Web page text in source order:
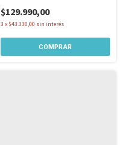
$129.990,00
3 x $43.330,00 sin interés
COMPRAR